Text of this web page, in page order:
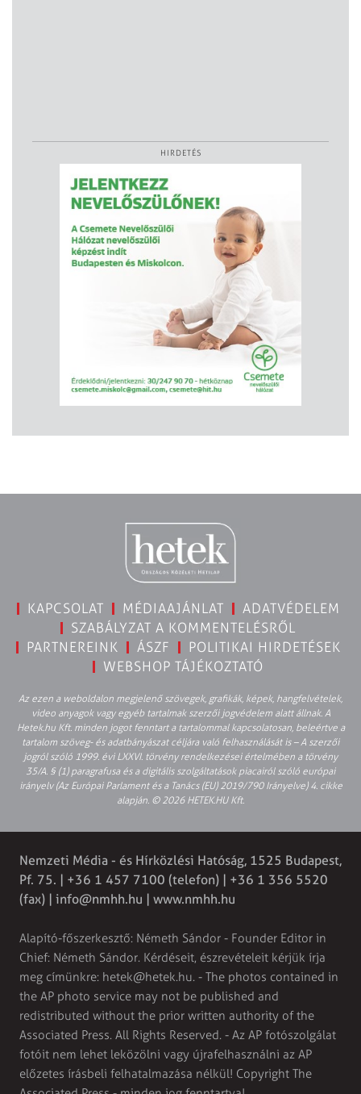
HIRDETÉS
KAPCSOLAT MÉDIAAJÁNLAT
ADATVÉDELEM
SZABÁLYZAT A KOMMENTELÉSRŐL
PARTNEREINK
ÁSZF
POLITIKAI HIRDETÉSEK
WEBSHOP TÁJÉKOZTATÓ
Az ezen a weboldalon megjelenő szövegek, grafikák, képek, hangfelvételek,
video anyagok vagy egyéb tartalmak szerzői jogvédelem alatt állnak. A
Hetek.hu Kft. minden jogot fenntart a tartalommal kapcsolatosan, beleértve a
tartalom szöveg- és adatbányászat céljára való felhasználását is – A szerzői
jogról szóló 1999. évi LXXVI. törvény rendelkezései értelmében a törvény
35/A. § (1) paragrafusa és a digitális szolgáltatások piacairól szóló európai
irányelv (Az Európai Parlament és a Tanács (EU) 2019/790 Irányelve) 4. cikke
alapján. © 2026 HETEK.HU Kft.
Nemzeti Média - és Hírközlési Hatóság, 1525 Budapest,
Pf. 75. | +36 1 457 7100 (telefon) | +36 1 356 5520
(fax) | info@nmhh.hu | www.nmhh.hu
Alapító-főszerkesztő: Németh Sándor - Founder Editor in
Chief: Németh Sándor. Kérdéseit, észrevételeit kérjük írja
meg címünkre: hetek@hetek.hu. - The photos contained in
the AP photo service may not be published and
redistributed without the prior written authority of the
Associated Press. All Rights Reserved. - Az AP fotószolgálat
fotóit nem lehet leközölni vagy újrafelhasználni az AP
előzetes írásbeli felhatalmazása nélkül! Copyright The